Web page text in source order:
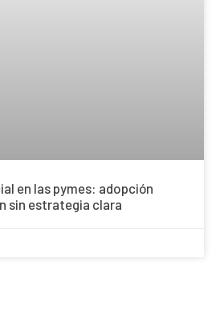
en las pymes: adopción
sin estrategia clara